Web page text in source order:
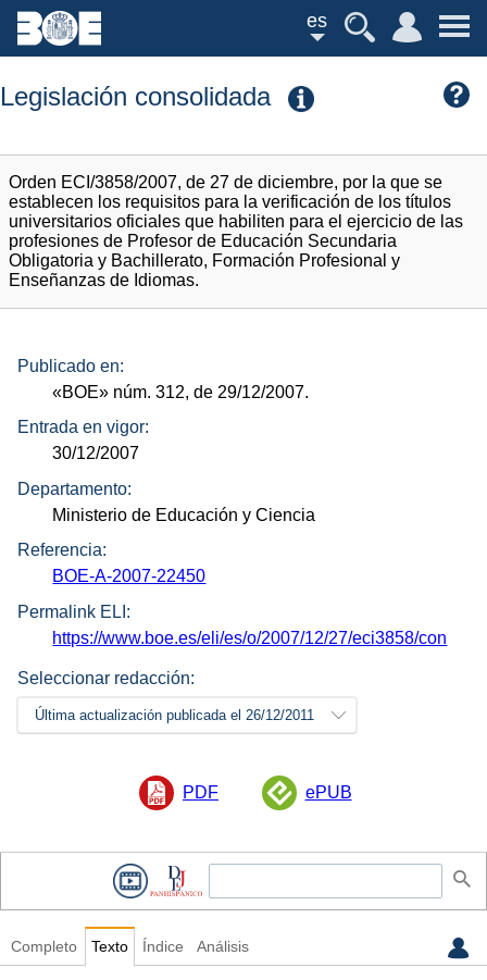
es
Legislación consolidada
Orden ECI/3858/2007, de 27 de diciembre, por la que se
establecen los requisitos para la verificación de los títulos
universitarios oficiales que habiliten para el ejercicio de las
profesiones de Profesor de Educación Secundaria
Obligatoria y Bachillerato, Formación Profesional y
Enseñanzas de Idiomas.
Publicado en:
«BOE» núm. 312, de 29/12/2007.
Entrada en vigor:
30/12/2007
Departamento:
Ministerio de Educación y Ciencia
Referencia:
BOE-A-2007-22450
Permalink ELI:
https://www.boe.es/eli/es/o/2007/12/27/eci3858/con
Seleccionar redacción:
Última actualización publicada el 26/12/2011
PDF ePUB
Completo Texto Índice Análisis